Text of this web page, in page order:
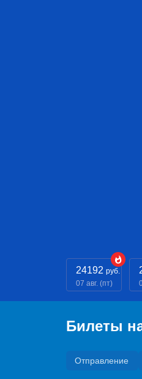
24192 руб.
07 авг. (пт)
Билеты
Отправление